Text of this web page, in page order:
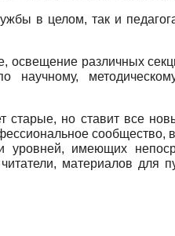
в целом, так и
освещение различных
старые, но ставит все
сообщество,
уровней, имеющих
материалов для